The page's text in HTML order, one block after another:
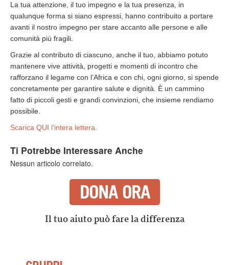
La tua attenzione, il tuo impegno e la tua presenza, in
qualunque forma si siano espressi, hanno contribuito a portare
avanti il nostro impegno per stare accanto alle persone e alle
comunità più fragili.
Grazie al contributo di ciascuno, anche il tuo, abbiamo potuto
mantenere vive attività, progetti e momenti di incontro che
rafforzano il legame con l’Africa e con chi, ogni giorno, si spende
concretamente per garantire salute e dignità. È un cammino
fatto di piccoli gesti e grandi convinzioni, che insieme rendiamo
possibile.
Scarica QUI l’intera lettera.
Ti Potrebbe Interessare Anche
Nessun articolo correlato.
DONA ORA
Il tuo aiuto può fare la differenza